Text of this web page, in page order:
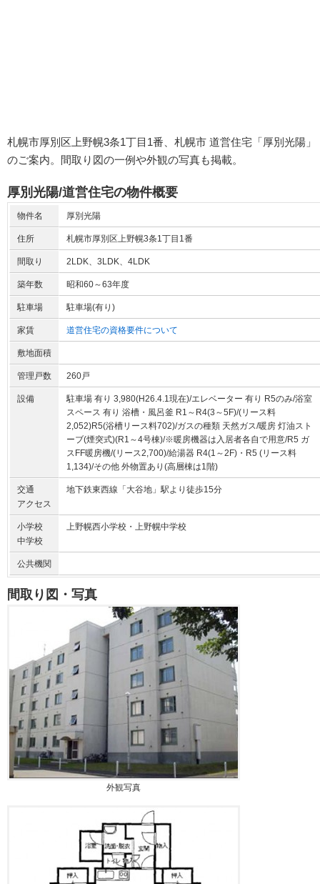
札幌市厚別区上野幌3条1丁目1番、札幌市 道営住宅「厚別光陽」
のご案内。間取り図の一例や外観の写真も掲載。
厚別光陽/道営住宅の物件概要
物件名 厚別光陽
住所 札幌市厚別区上野幌3条1丁目1番
間取り 2LDK、3LDK、4LDK
築年数 昭和60～63年度
駐車場 駐車場(有り)
家賃 道営住宅の資格要件について
敷地面積
管理戸数 260戸
設備
駐車場 有り 3,980(H26.4.1現在)/エレベーター 有り R5のみ/浴室
スペース 有り 浴槽・風呂釜 R1～R4(3～5F)/(リース料
2,052)R5(浴槽リース料702)/ガスの種類 天然ガス/暖房 灯油スト
ーブ(煙突式)(R1～4号棟)/※暖房機器は入居者各自で用意/R5 ガ
スFF暖房機/(リース2,700)/給湯器 R4(1～2F)・R5 (リース料
1,134)/その他 外物置あり(高層棟は1階)
交通
アクセス
地下鉄東西線「大谷地」駅より徒歩15分
小学校
中学校
上野幌西小学校・上野幌中学校
公共機関
間取り図・写真
外観写真